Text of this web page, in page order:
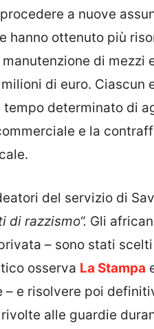
a nuove
hanno ottenuto più
manutenzione di
di euro.
tempo determinato di
e la
del servizio di
di razzismo“. Gli
– sono stati
osserva La Stampa
– e risolvere poi
rivolte alle guardie